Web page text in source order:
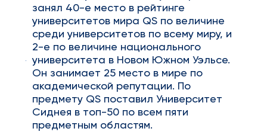
занял 40-е место в рейтинге
университетов мира QS по величине
среди университетов по всему миру, и
2-е по величине национального
университета в Новом Южном Уэльсе.
Он занимает 25 место в мире по
академической репутации. По
предмету QS поставил Университет
Сиднея в топ-50 по всем пяти
предметным областям.